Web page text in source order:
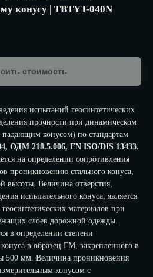
конусу | TBTYT-040N
стоимость
испытаний геосинтетических
прочности при динамическом
конусом) по стандартам
ОДМ 218.5.006, EN ISO/DIS 13433.
на определении сопротивления
проникновению стального конуса,
высоты. Величина отверстия,
испытательного конуса, является
материалов при
слоев дорожной одежды.
в определении степени
в образец ГМ, закрепленного в
500 мм. Величина проникновения
конусом с